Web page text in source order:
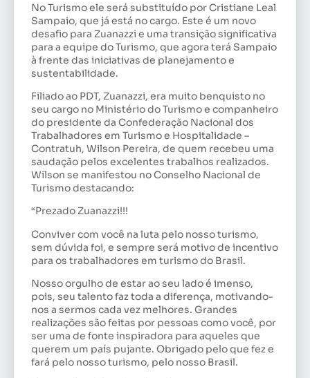
No Turismo ele será substituído por Cristiane Leal
Sampaio, que já está no cargo. Este é um novo
desafio para Zuanazzi e uma transição significativa
para a equipe do Turismo, que agora terá Sampaio
à frente das iniciativas de planejamento e
sustentabilidade.
Filiado ao PDT, Zuanazzi, era muito benquisto no
seu cargo no Ministério do Turismo e companheiro
do presidente da Confederação Nacional dos
Trabalhadores em Turismo e Hospitalidade –
Contratuh, Wilson Pereira, de quem recebeu uma
saudação pelos excelentes trabalhos realizados.
Wilson se manifestou no Conselho Nacional de
Turismo destacando:
“Prezado Zuanazzi!!!
Conviver com você na luta pelo nosso turismo,
sem dúvida foi, e sempre será motivo de incentivo
para os trabalhadores em turismo do Brasil.
Nosso orgulho de estar ao seu lado é imenso,
pois, seu talento faz toda a diferença, motivando-
nos a sermos cada vez melhores. Grandes
realizações são feitas por pessoas como você, por
ser uma de fonte inspiradora para aqueles que
querem um país pujante. Obrigado pelo que fez e
fará pelo nosso turismo, pelo nosso Brasil.